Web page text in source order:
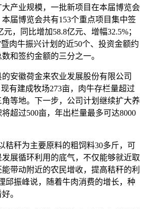
业规模，一批新项目在本届博览会
本届博览会共有153个重点项目集中签
，同比增加58.8亿元、增幅32.5%；
肉牛振兴计划的近50个、投资金额约
和签约金额的三分之一。
徽荷金来农业发展股份有限公司
现有建成牧场273亩，肉牛存栏量超过
角等地。下一步，公司计划继续扩大养
超过500亩，年出栏量最多可达8000
秆为主要原料的粗饲料30多斤，可
展循环利用的底气，不仅能够就近取
带动附近的农民增收，提高秸秆的利
邱振峰说，随着牛肉消费的增长，种
。